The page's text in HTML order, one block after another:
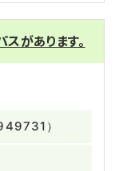
があります。
）